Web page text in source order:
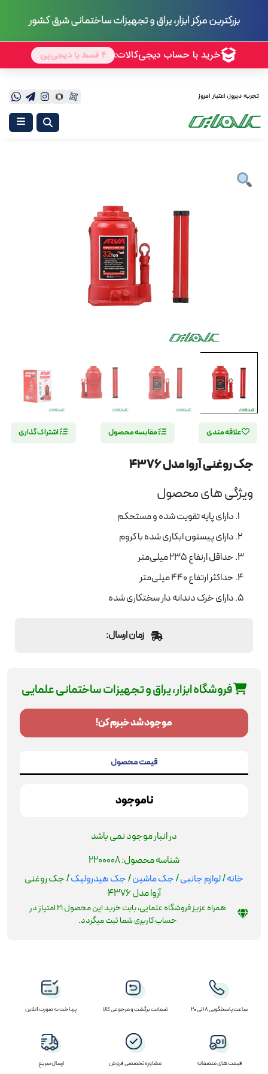
بزرگترین مرکز ابزار، یراق و تجهیزات ساختمانی شرق کشور
تجربه دیروز، اعتبار امروز
علاقه مندی مقایسه محصول اشتراک گذاری
جک روغنی آروا مدل 4376
ویژگی های محصول
دارای پایه تقویت شده و مستحکم
دارای پیستون ابکاری شده با کروم
حداقل ارنفاع 235 میلی‌متر
حداکثر ارتفاع 440 میلی‌متر
دارای خرک دندانه دار سختکاری شده
زمان ارسال:
فروشگاه ابزار، یراق و تجهیزات ساختمانی علمایی
موجود شد خبرم کن!
قیمت محصول
ناموجود
در انبار موجود نمی باشد
شناسه محصول:2200008
خانه/لوازم جانبی/جک ماشین/جک هیدرولیک/ جک روغنی
آروا مدل 4376
همراه عزیز فروشگاه علمایی، بابت خرید این محصول21امتیاز در
حساب کاربری شما ثبت میگردد.
ساعت پاسخگویی 8 الی 20 ضمانت برگشت و مرجوعی کالا پرداخت به صورت آنلاین
قیمت های منصفانه مشاوره تخصصی فروش ارسال سریع